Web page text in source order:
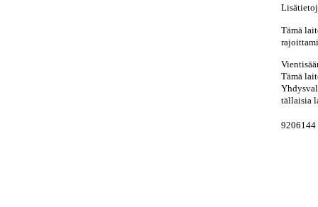
Tämä
Tämä
tällaisia
9206144